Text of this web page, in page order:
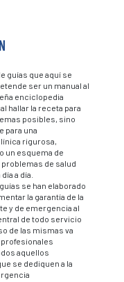
guías que aquí se
ser un manual al
enciclopedia
hallar la receta para
posibles, sino
para una
rigurosa,
un esquema de
de salud
a día.
se han elaborado
la garantía de la
y de emergencia al
de todo servicio
de las mismas va
aquellos
se dediquen a la